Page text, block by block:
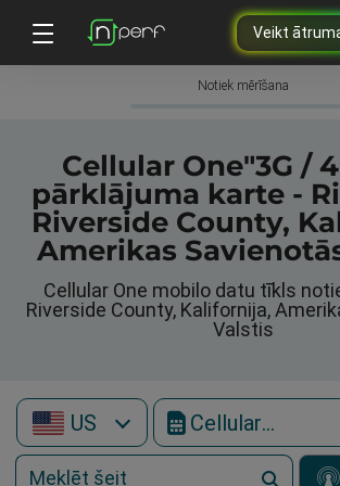
Veikt
Notiek mērīšana
Cellular One"3G /
pārklājuma karte -
Riverside County,
Amerikas
Cellular One mobilo datu tīkls
Riverside County, Kalifornija,
Valstis
US Cellular One